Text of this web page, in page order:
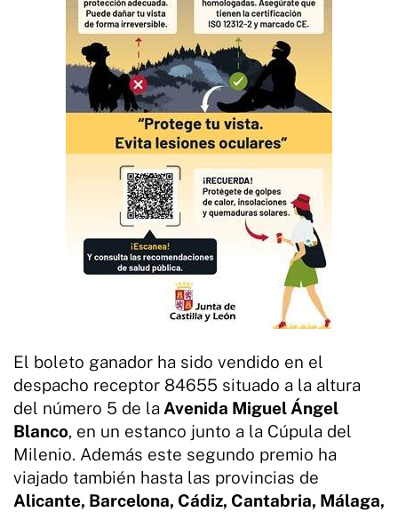
El boleto ganador ha sido vendido en el
despacho receptor 84655 situado a la altura
del número 5 de la Avenida Miguel Ángel
Blanco, en un estanco junto a la Cúpula del
Milenio. Además este segundo premio ha
viajado también hasta las provincias de
Alicante, Barcelona, Cádiz, Cantabria, Málaga,